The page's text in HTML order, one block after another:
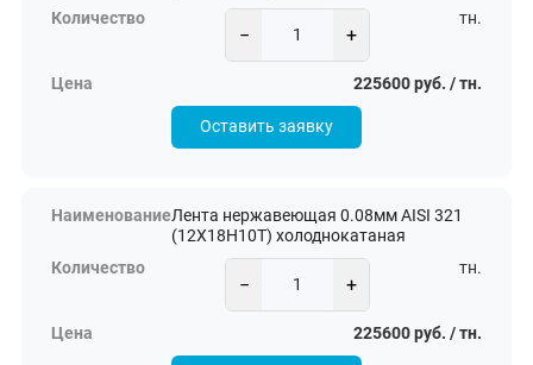
− +
тн.
225600 руб. / тн.
Оставить заявку
Лента нержавеющая 0.08мм AISI 321
(12Х18Н10Т) холоднокатаная
− +
тн.
225600 руб. / тн.